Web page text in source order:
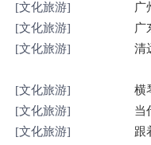
[文化旅游]
广
[文化旅游]
广
[文化旅游]
清
[文化旅游]
横
[文化旅游]
当
[文化旅游]
跟